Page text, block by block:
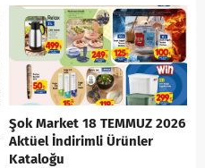
Şok Market 18 TEMMUZ 2026
Aktüel İndirimli Ürünler
Kataloğu